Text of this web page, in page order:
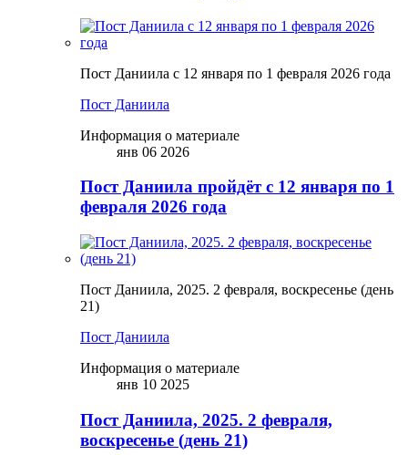
Пост Даниила с 12 января по 1 февраля 2026 года
Пост Даниила
Информация о материале
янв 06 2026
Пост Даниила пройдёт с 12 января по 1
февраля 2026 года
Пост Даниила, 2025. 2 февраля, воскресенье (день
21)
Пост Даниила
Информация о материале
янв 10 2025
Пост Даниила, 2025. 2 февраля,
воскресенье (день 21)